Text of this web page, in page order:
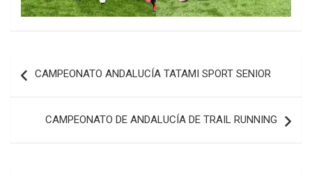
de
CAMPEONATO ANDALUCÍA TATAMI SPORT SENIOR
CAMPEONATO DE ANDALUCÍA DE TRAIL RUNNING